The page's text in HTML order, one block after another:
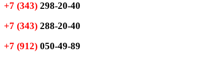
+7 (343) 298-20-40
+7 (343) 288-20-40
+7 (912) 050-49-89